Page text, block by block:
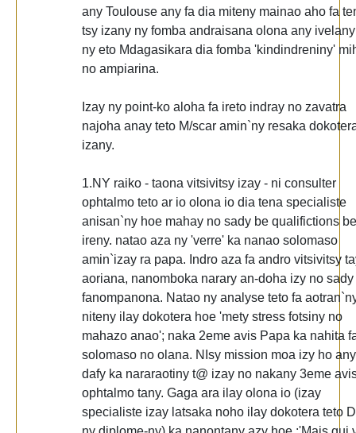
any Toulouse any fa dia miteny mainao aho fa
tsy izany ny fomba andraisana olona any
ny eto Mdagasikara dia fomba 'kindindreniny'
no ampiarina.
Izay ny point-ko aloha fa ireto indray no zavatra
najoha anay teto M/scar amin`ny resaka
izany.
1.NY raiko - taona vitsivitsy izay - ni consulter
ophtalmo teto ar io olona io dia tena specialiste
anisan`ny hoe mahay no sady be qualifictions be
ireny. natao aza ny 'verre' ka nanao solomaso
amin`izay ra papa. Indro aza fa andro vitsivitsy
aoriana, nanomboka narary an-doha izy no sady
fanompanona. Natao ny analyse teto fa
niteny ilay dokotera hoe 'mety stress fotsiny no
mahazo anao'; naka 2eme avis Papa ka nahita
solomaso no olana. NIsy mission moa izy ho
dafy ka nararaotiny t@ izay no nakany 3eme
ophtalmo tany. Gaga ara ilay olona io (izay
specialiste izay latsaka noho ilay dokotera teto